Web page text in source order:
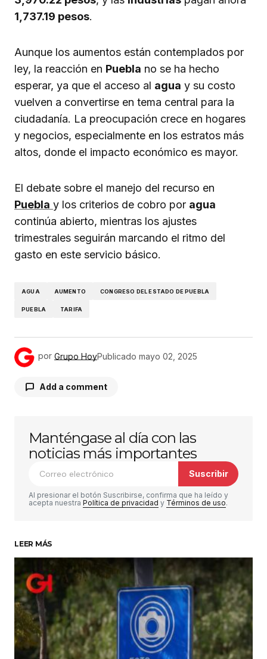
1,737.19 pesos.
Aunque los aumentos están contemplados por
ley, la reacción en Puebla no se ha hecho
esperar, ya que el acceso al agua y su costo
vuelven a convertirse en tema central para la
ciudadanía. La preocupación crece en hogares
y negocios, especialmente en los estratos más
altos, donde el impacto económico es mayor.
El debate sobre el manejo del recurso en
Puebla y los criterios de cobro por agua
continúa abierto, mientras los ajustes
trimestrales seguirán marcando el ritmo del
gasto en este servicio básico.
AGUA AUMENTO CONGRESO DEL ESTADO DE PUEBLA
PUEBLA TARIFA
por Grupo HoyPublicado mayo 02, 2025
Add a comment
Tu dirección de correo electrónico no será
publicada. Los campos obligatorios están
marcados con*
Comentario*
Su nombre
Tu correo electrónico*
Guardar mi nombre, correo electrónico y sitio
web en este navegador para la próxima vez que
haga un comentario.
Manténgase al día con las
noticias más importantes
Suscribir
Al presionar el botón Suscribirse, confirma que ha leído y
acepta nuestra Política de privacidad y Términos de uso.
LEER MÁS